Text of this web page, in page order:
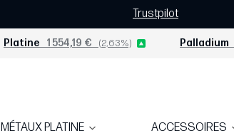
Trustpilot
Platine 1 554,19 € (2,63%) Palladium
MÉTAUX PLATINE ACCESSOIRES